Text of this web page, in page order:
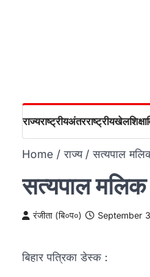
राज्यराष्ट्रीयअंतरराष्ट्रीयखेलशिक्षा
Home राज्य सत्यपाल
सत्यपाल मलिक
रंजीता (बि०प०) September
बिहार पत्रिका डेस्क :